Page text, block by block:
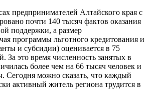
предпринимателей Алтайского края с
почти 140 тысяч фактов оказания
поддержки, а размер
программы льготного кредитования и
и субсидии) оценивается в 75
За это время численность занятых в
более чем на 66 тысяч человек и
Сегодня можно сказать, что каждый
активный житель региона трудится в